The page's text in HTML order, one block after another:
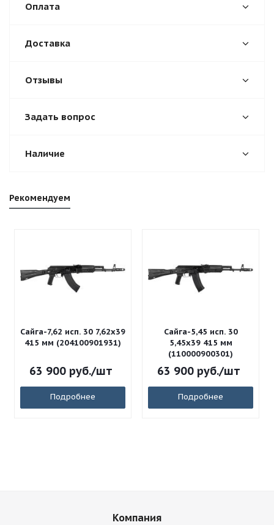
Оплата
Доставка
Отзывы
Задать вопрос
Наличие
Рекомендуем
Сайга-7,62 исп. 30 7,62x39
415 мм (204100901931)
63 900руб./шт
Подробнее
Сайга-5,45 исп. 30
5,45x39 415 мм
(110000900301)
63 900руб./шт
Подробнее
Компания